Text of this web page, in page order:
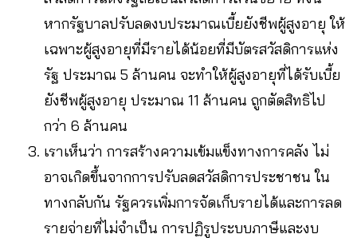
หากรัฐบาลปรับลดงบประมาณเบี้ยยังชีพผู้สูงอายุ ให้
เฉพาะผู้สูงอายุที่มีรายได้น้อยที่มีบัตรสวัสดิการแห่ง
รัฐ ประมาณ 5 ล้านคน จะทำให้ผู้สูงอายุที่ได้รับเบี้ย
ยังชีพผู้สูงอายุ ประมาณ 11 ล้านคน ถูกตัดสิทธิไป
กว่า 6 ล้านคน
เราเห็นว่า การสร้างความเข้มแข็งทางการคลัง ไม่
อาจเกิดขึ้นจากการปรับลดสวัสดิการประชาชน ใน
ทางกลับกัน รัฐควรเพิ่มการจัดเก็บรายได้และการลด
รายจ่ายที่ไม่จำเป็น การปฏิรูประบบภาษีและงบ